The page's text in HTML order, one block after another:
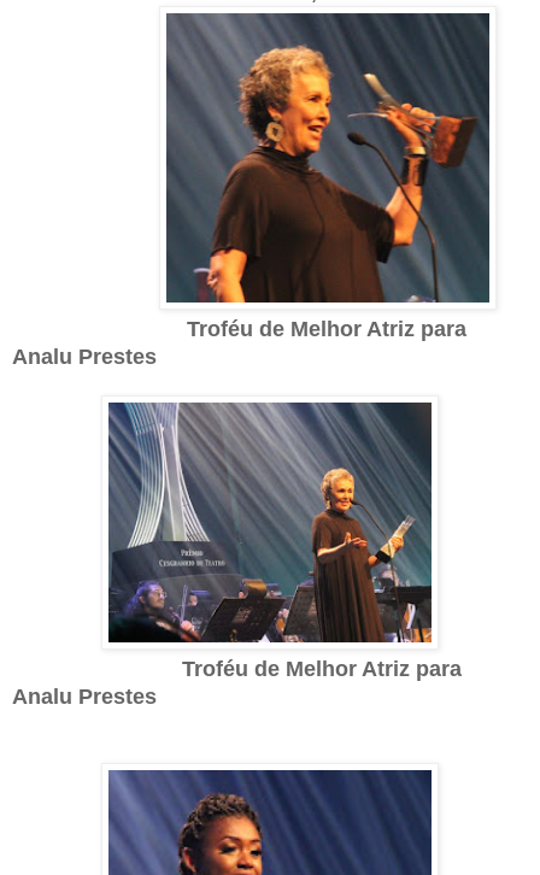
Troféu de Melhor Atriz para
Analu Prestes
Troféu de Melhor Atriz para
Analu Prestes